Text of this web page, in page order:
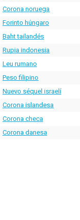
Corona noruega
Forinto húngaro
Baht tailandés
Rupia indonesia
Leu rumano
Peso filipino
Nuevo séquel israelí
Corona islandesa
Corona checa
Corona danesa